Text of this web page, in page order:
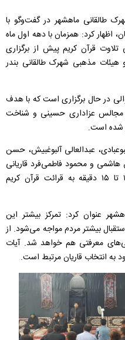
طالقانی ماهشهر در گفت‌‌وگو با
اظهار کرد: همزمان با دهه اول ماه
قرآن کریم پیش از برگزاری
مذهبی شهرک طالقانی بندر
در حال برگزاری است که با هدف
مجالس عزاداری حسینی و شناخت
شده است.
عبدالعالی آلبوغبیش، حسن
و محمود فاطمی‌فرد قاریانی
هستند که در این مجالس به مدت ۱۰ تا ۱۵ دقیقه به قرائت قرآن کریم
عنوان کرد:‌ تمرکز بیشتر این
بیشتر مردم مواجه می‌شود. از
معرفتی هم خواهد شد. آیات
به انتخاب قاریان مرتبط است.